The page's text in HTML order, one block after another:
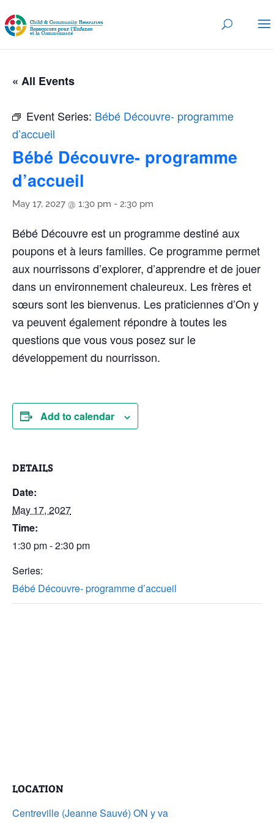
« All Events
Event Series: Bébé Découvre- programme
d’accueil
Bébé Découvre- programme
d’accueil
May 17, 2027 @ 1:30 pm - 2:30 pm
Bébé Découvre est un programme destiné aux
poupons et à leurs familles. Ce programme permet
aux nourrissons d’explorer, d’apprendre et de jouer
dans un environnement chaleureux. Les frères et
sœurs sont les bienvenus. Les praticiennes d’On y
va peuvent également répondre à toutes les
questions que vous vous posez sur le
développement du nourrisson.
Add to calendar
DETAILS
Date:
May 17, 2027
Time:
1:30 pm - 2:30 pm
Series:
Bébé Découvre- programme d’accueil
LOCATION
Centreville (Jeanne Sauvé) ON y va